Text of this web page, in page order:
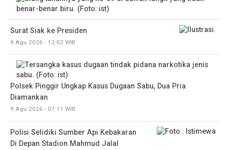
Surat Siak ke Presiden
9 Agu 2026 - 12:02 WIB
Polsek Pinggir Ungkap Kasus Dugaan Sabu, Dua Pria
Diamankan
9 Agu 2026 - 07:11 WIB
Polisi Selidiki Sumber Api Kebakaran
Di Depan Stadion Mahmud Jalal